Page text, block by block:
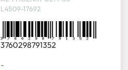
L4509-17692
3760298791352
-